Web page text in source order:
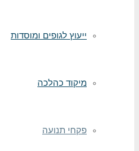
ייעוץ לגופים ומוסדות
מיקוד כהלכה
פקחי תנועה